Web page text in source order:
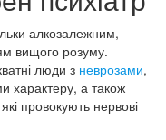
алкозалежним,
вищого розуму.
люди з неврозами,
характеру, а також
провокують нервові